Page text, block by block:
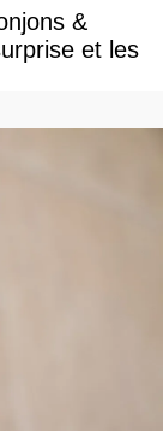
&
et les